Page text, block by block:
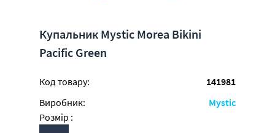
Купальник Mystic Morea Bikini
Pacific Green
Код товару:
141981
Виробник:
Mystic
Розмір :